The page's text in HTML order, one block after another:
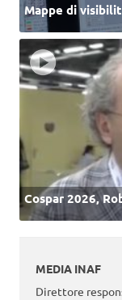
Mappe di
Cospar 2026,
MEDIA INAF
Direttore